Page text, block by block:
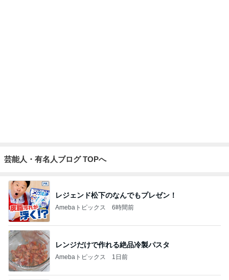
芸能人・有名人ブログ TOPへ
レジェンド松下のなんでもプレゼン！
Amebaトピックス 6時間前
レンジだけで作れる絶品冷製パスタ
Amebaトピックス 1日前